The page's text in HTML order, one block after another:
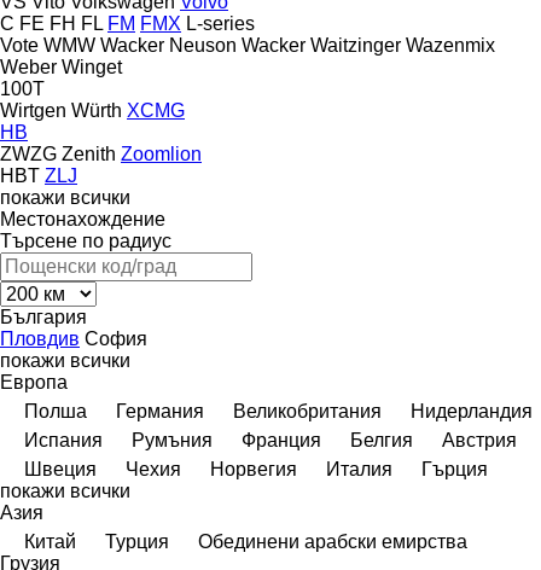
C FE FH FL FM FMX L-series
Vote WMW Wacker Neuson Wacker Waitzinger Wazenmix
Weber Winget
100T
Wirtgen Würth XCMG
HB
ZWZG Zenith Zoomlion
HBT ZLJ
покажи всички
Местонахождение
Търсене по радиус
България
Пловдив София
покажи всички
Европа
Полша
Германия Великобритания
Нидерландия
Испания
Румъния Франция Белгия
Австрия
Швеция
Чехия Норвегия Италия
Гърция
покажи всички
Азия
Китай
Турция
Обединени арабски емирства
Грузия